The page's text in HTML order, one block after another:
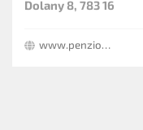
Dolany 8, 783 16
www.penzionublahu.cz